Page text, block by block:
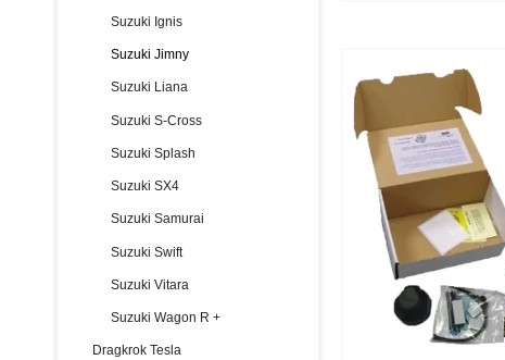
Suzuki Ignis
Suzuki Jimny
Suzuki Liana
Suzuki S-Cross
Suzuki Splash
Suzuki SX4
Suzuki Samurai
Suzuki Swift
Suzuki Vitara
Suzuki Wagon R +
Dragkrok Tesla